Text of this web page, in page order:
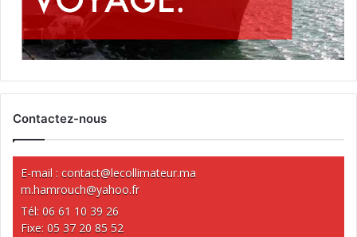
Contactez-nous
E-mail : contact@lecollimateur.ma
m.hamrouch@yahoo.fr
Tél: 06 61 10 39 26
Fixe: 05 37 20 85 52